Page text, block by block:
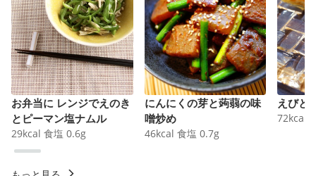
お弁当に レンジでえのき
とピーマン塩ナムル
29kcal 食塩 0.6g
にんにくの芽と蒟蒻の味
噌炒め
46kcal 食塩 0.7g
えびと
72kcal